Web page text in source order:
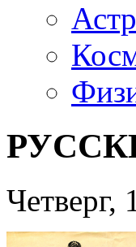
Четверг,